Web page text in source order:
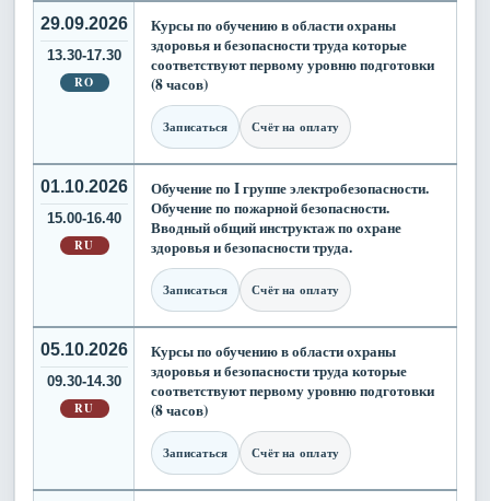
29.09.2026
13.30-17.30
RO
Курсы по обучению в области охраны
здоровья и безопасности труда которые
соответствуют первому уровню подготовки
(8 часов)
Записаться Счёт на оплату
01.10.2026
15.00-16.40
RU
Обучение по I группе электробезопасности.
Обучение по пожарной безопасности.
Вводный общий инструктаж по охране
здоровья и безопасности труда.
Записаться Счёт на оплату
05.10.2026
09.30-14.30
RU
Курсы по обучению в области охраны
здоровья и безопасности труда которые
соответствуют первому уровню подготовки
(8 часов)
Записаться Счёт на оплату